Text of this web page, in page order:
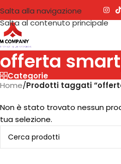
Salta alla navigazione
Salta al contenuto principale
offerta
Categorie
Home/Prodotti taggati
Non è stato trovato nessun
tua selezione.